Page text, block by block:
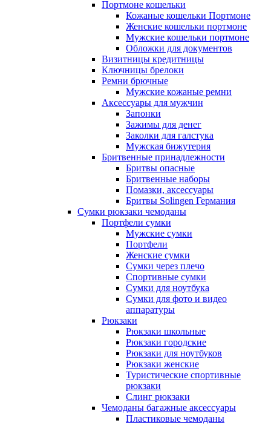
Портмоне кошельки
Кожаные кошельки Портмоне
Женские кошельки портмоне
Мужские кошельки портмоне
Обложки для документов
Визитницы кредитницы
Ключницы брелоки
Ремни брючные
Мужские кожаные ремни
Аксессуары для мужчин
Запонки
Зажимы для денег
Заколки для галстука
Мужская бижутерия
Бритвенные принадлежности
Бритвы опасные
Бритвенные наборы
Помазки, аксессуары
Бритвы Solingen Германия
Сумки рюкзаки чемоданы
Портфели сумки
Мужские сумки
Портфели
Женские сумки
Сумки через плечо
Спортивные сумки
Сумки для ноутбука
Сумки для фото и видео
аппаратуры
Рюкзаки
Рюкзаки школьные
Рюкзаки городские
Рюкзаки для ноутбуков
Рюкзаки женские
Туристические спортивные
рюкзаки
Слинг рюкзаки
Чемоданы багажные аксессуары
Пластиковые чемоданы